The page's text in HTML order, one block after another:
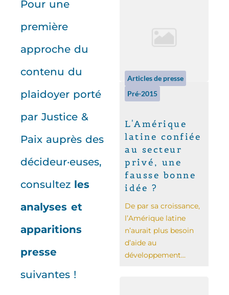
Pour une
première
approche du
contenu du
plaidoyer porté
par Justice &
Paix auprès des
décideur·euses,
consultez les
analyses et
apparitions
presse
suivantes !
Articles de presse
Pré-2015
L'Amérique
latine confiée
au secteur
privé, une
fausse bonne
idée ?
De par sa croissance,
l’Amérique latine
n’aurait plus besoin
d’aide au
développement...